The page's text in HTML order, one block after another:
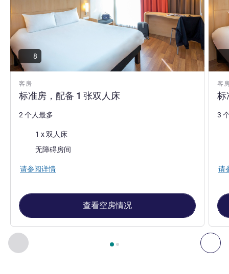
上一个 - 客房 下
第 页，共 , 客房 1 : 标准房，配备 1 张双人床 , 客房 2
客房
标准房，配备 1 张双人床
8
2 个人最多
床上用品1 x 双人床
无障碍房间
请参阅详情
查看空房情况
客
标
3
请